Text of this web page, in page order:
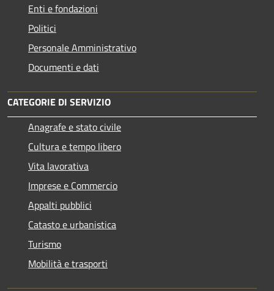
Enti e fondazioni
Politici
Personale Amministrativo
Documenti e dati
CATEGORIE DI SERVIZIO
Anagrafe e stato civile
Cultura e tempo libero
Vita lavorativa
Imprese e Commercio
Appalti pubblici
Catasto e urbanistica
Turismo
Mobilità e trasporti